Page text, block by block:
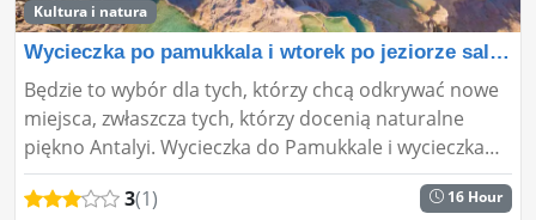
Kultura i natura
Wycieczka po pamukkala i wtorek po jeziorze salda z An
Będzie to wybór dla tych, którzy chcą odkrywać nowe
miejsca, zwłaszcza tych, którzy docenią naturalne
piękno Antalyi. Wycieczka do Pamukkale i wycieczka
do jeziora Salda z Antalyi to jedne z miejsc wartych
odwie...
3(1) 16 Hour